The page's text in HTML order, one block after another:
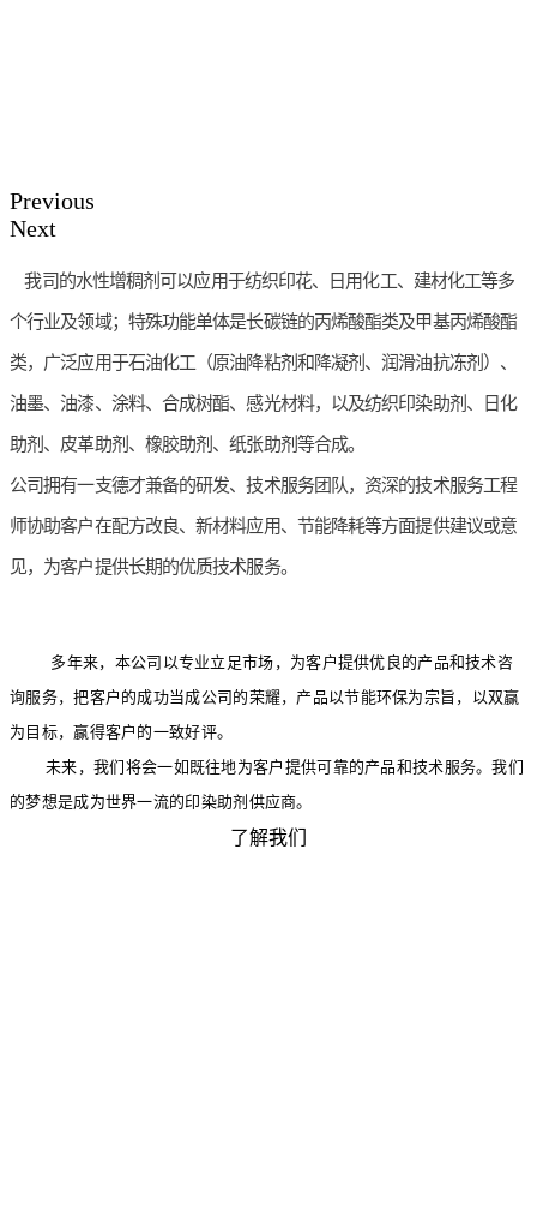
Previous
Next
我司的水性增稠剂可以应用于纺织印花、日用化工、建材化工等多
个行业及领域；特殊功能单体是长碳链的丙烯酸酯类及甲基丙烯酸酯
类，广泛应用于石油化工（原油降粘剂和降凝剂、润滑油抗冻剂）、
油墨、油漆、涂料、合成树酯、感光材料，以及纺织印染助剂、日化
助剂、皮革助剂、橡胶助剂、纸张助剂等合成。
公司拥有一支德才兼备的研发、技术服务团队，资深的技术服务工程
师协助客户在配方改良、新材料应用、节能降耗等方面提供建议或意
见，为客户提供长期的优质技术服务。
多年来，本公司以专业立足市场，为客户提供优良的产品和技术咨
询服务，把客户的成功当成公司的荣耀，产品以节能环保为宗旨，以双赢
为目标，赢得客户的一致好评。
未来，我们将会一如既往地为客户提供可靠的产品和技术服务。我们
的梦想是成为世界一流的印染助剂供应商。
了解我们